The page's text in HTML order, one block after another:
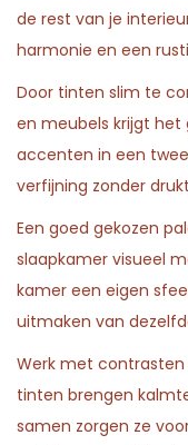
t
e
i
l
2
6
de rest van je
harmonie en een
Door tinten slim te
en meubels krijgt het
accenten in een
verfijning zonder
Een goed gekozen
slaapkamer visueel
kamer een eigen
uitmaken van
Werk met
tinten brengen
samen zorgen ze